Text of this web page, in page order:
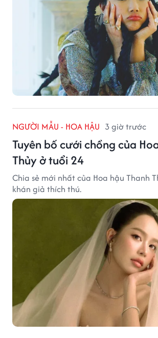
NGƯỜI MẪU - HOA HẬU 3 giờ trước
Tuyên bố cưới chồng của
Thủy ở tuổi 24
Chia sẻ mới nhất của Hoa hậu Thanh
khán giả thích thú.